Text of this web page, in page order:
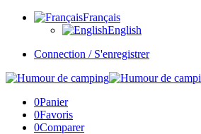
Français
English
Connection / S'enregistrer
0Panier
0Favoris
0Comparer